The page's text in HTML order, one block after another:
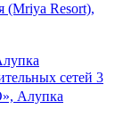
(Mriya Resort),
сетей 3
Алупка